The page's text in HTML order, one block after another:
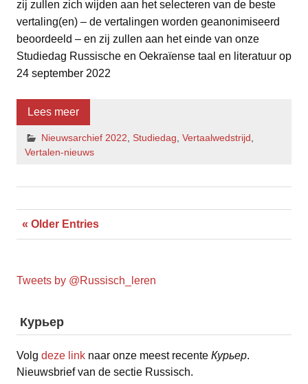
zij zullen zich wijden aan het selecteren van de beste
vertaling(en) – de vertalingen worden geanonimiseerd
beoordeeld – en zij zullen aan het einde van onze
Studiedag Russische en Oekraïense taal en literatuur op
24 september 2022
Lees meer
Nieuwsarchief 2022 Studiedag Vertaalwedstrijd
Vertalen-nieuws
« Older Entries
Tweets by @Russisch_leren
Курьер
Volg deze link naar onze meest recente Курьер.
Nieuwsbrief van de sectie Russisch.